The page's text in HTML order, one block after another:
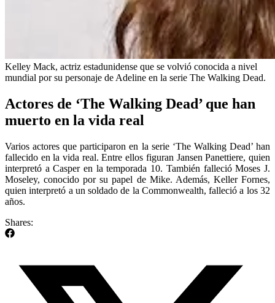
Kelley Mack, actriz estadunidense que se volvió conocida a nivel
mundial por su personaje de Adeline en la serie The Walking Dead.
Actores de ‘The Walking Dead’ que han
muerto en la vida real
Varios actores que participaron en la serie ‘The Walking Dead’ han
fallecido en la vida real. Entre ellos figuran Jansen Panettiere, quien
interpretó a Casper en la temporada 10. También falleció Moses J.
Moseley, conocido por su papel de Mike. Además, Keller Fornes,
quien interpretó a un soldado de la Commonwealth, falleció a los 32
años.
Shares: